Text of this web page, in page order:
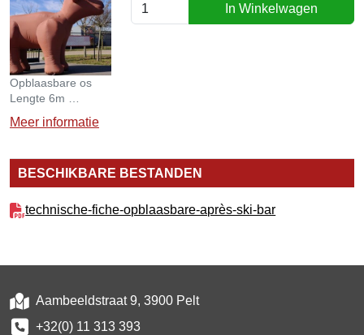
In Winkelwagen
Opblaasbare os
Lengte 6m
Breedte 3m
Meer informatie
BESCHIKBARE BESTANDEN
technische-fiche-opblaasbare-après-ski-bar
Aambeeldstraat 9, 3900 Pelt
+32(0) 11 313 393